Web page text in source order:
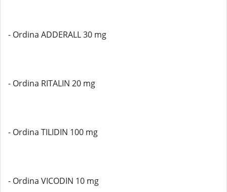
- Ordina ADDERALL 30 mg
- Ordina RITALIN 20 mg
- Ordina TILIDIN 100 mg
- Ordina VICODIN 10 mg